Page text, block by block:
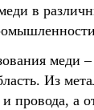
в
меди –
Из
и провода, а